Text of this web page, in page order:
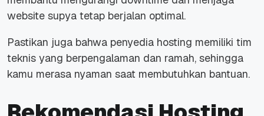
website supya tetap berjalan optimal.
Pastikan juga bahwa penyedia hosting memiliki tim
teknis yang berpengalaman dan ramah, sehingga
kamu merasa nyaman saat membutuhkan bantuan.